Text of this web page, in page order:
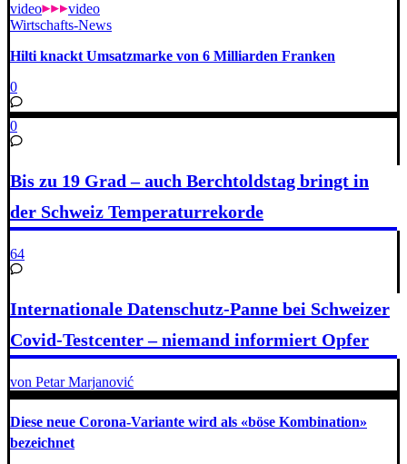
video
video
Wirtschafts-News
Hilti knackt Umsatzmarke von 6 Milliarden Franken
0
0
Bis zu 19 Grad – auch Berchtoldstag bringt in
der Schweiz Temperaturrekorde
64
Internationale Datenschutz-Panne bei Schweizer
Covid-Testcenter – niemand informiert Opfer
von Petar Marjanović
Diese neue Corona-Variante wird als «böse Kombination»
bezeichnet